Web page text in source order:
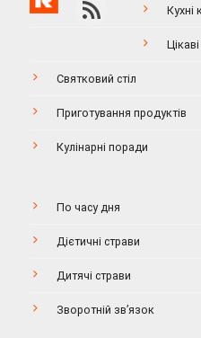
Кухні
Святковий стіл
Приготування продуктів
Кулінарні поради
По часу дня
Дієтичні страви
Дитячі страви
Зворотній зв’язок